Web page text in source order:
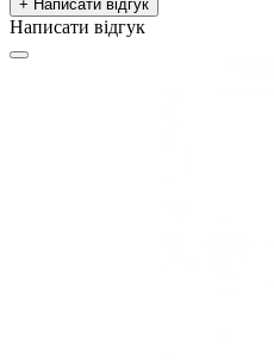
+ Написати відгук
Написати відгук